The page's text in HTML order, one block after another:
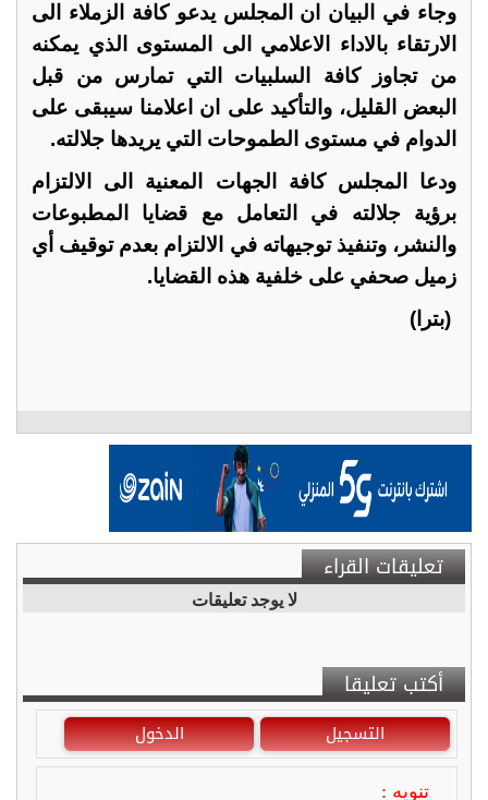
وجاء في البيان ان المجلس يدعو كافة الزملاء الى
الارتقاء بالاداء الاعلامي الى المستوى الذي يمكنه
من تجاوز كافة السلبيات التي تمارس من قبل
البعض القليل، والتأكيد على ان اعلامنا سيبقى على
الدوام في مستوى الطموحات التي يريدها جلالته.
ودعا المجلس كافة الجهات المعنية الى الالتزام
برؤية جلالته في التعامل مع قضايا المطبوعات
والنشر، وتنفيذ توجيهاته في الالتزام بعدم توقيف أي
زميل صحفي على خلفية هذه القضايا.
(بترا)
تعليقات القراء
لا يوجد تعليقات
أكتب تعليقا
التسجيل الدخول
تنويه :